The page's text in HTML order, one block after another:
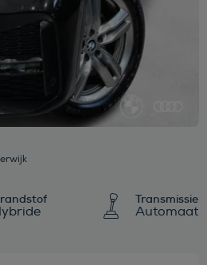
Transmissie
Automaat